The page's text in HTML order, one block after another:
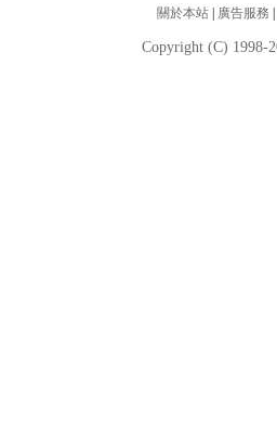
關於本站 廣告服務
Copyright (C) 1998-